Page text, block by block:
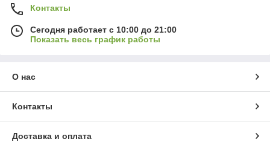
Контакты
Сегодня работает с 10:00 до 21:00
Показать весь график работы
О нас
Контакты
Доставка и оплата